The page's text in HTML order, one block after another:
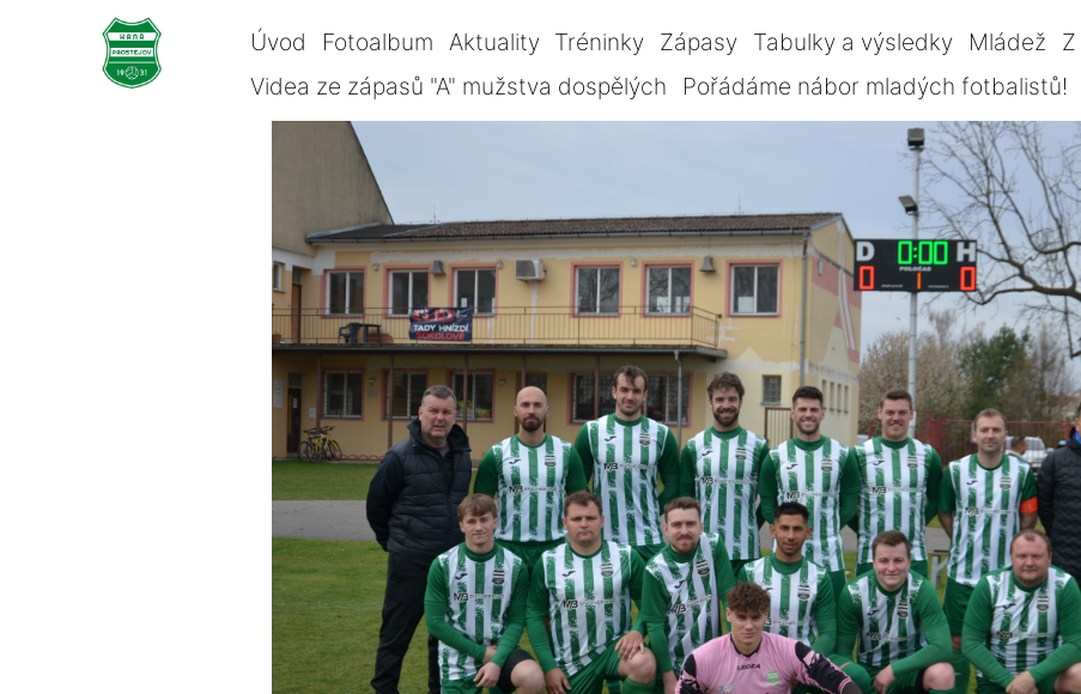
Úvod Fotoalbum Aktuality Tréninky Zápasy Tabulky a výsledky Mládež
Videa ze zápasů "A" mužstva dospělých
Pořádáme nábor mladých fotbalistů!